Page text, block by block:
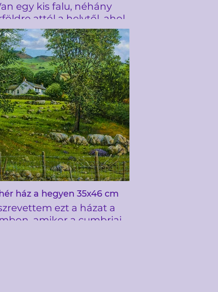
egy kis falu, néhány
attól a helytől, ahol
lakom, Lunt Village-
hívják. Van egy ösvény,
lefut az Alt folyóig, amely
a réteken kanyargó
hasonlít, van egy
vadvédelmi terület,
a sokkal nagyobb WWT
Mere Wetland Center
Az ösvényen haladva
egy sövény rést,
ezt a régi fészert
kertben, amely teljesen
benőtt
ház a hegyen 35x46 cm
ezt a házat a
amikor a cumbriai